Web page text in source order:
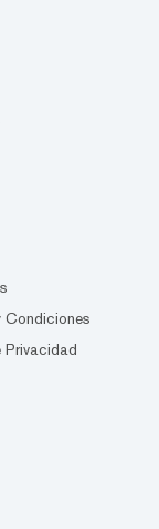
Condiciones
Privacidad